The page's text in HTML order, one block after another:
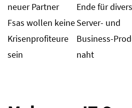
neuer Partner
Fsas wollen keine
Krisenprofiteure
sein
Ende für
Server- und
Business-
naht